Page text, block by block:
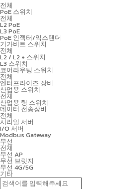
전체
PoE 스위치
전체
L2 PoE
L3 PoE
PoE 인젝터/익스텐더
기가비트 스위치
전체
L2 / L2 + 스위치
L3 스위치
코어라우팅 스위치
전체
엔터프라이즈 장비
산업용 스위치
전체
산업용 링 스위치
데이터 전송장비
전체
시리얼 서버
I/O 서버
Modbus Gateway
무선
전체
무선 AP
무선 브릿지
무선 4G/5G
기타